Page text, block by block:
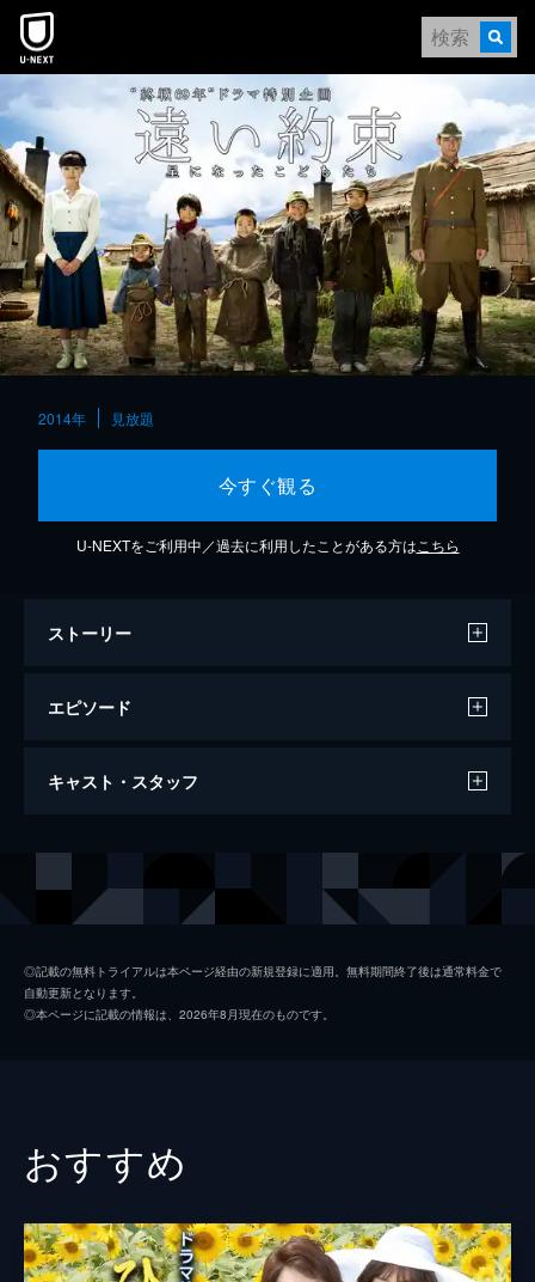
本文へスキップ
2014年 見放題
今すぐ観る
U-NEXTをご利用中／過去に利用したことがある方は こちら
ストーリー
エピソード
2014/8/25放送 "終戦69年"ドラマ特別企
劇が始まった。満州難民収容所・戦争孤児の
郎、柄本時生、笹野高史、宝田明、椎名桔
キャスト・スタッフ
二階堂ふみ
伊藤かずえ
柄本時生
◎記載の無料トライアルは本ページ経由の新規登録に適用。無料期間終了後は通常料金で
自動更新となります。
◎本ページに記載の情報は、2026年8月現在のものです。
おすすめ